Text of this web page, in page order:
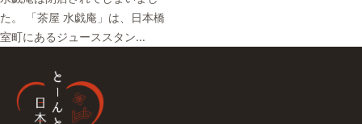
た。 「茶屋 水戯庵」は、日本橋
室町にあるジューススタン…